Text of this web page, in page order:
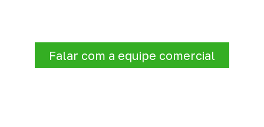
Falar com a equipe comercial